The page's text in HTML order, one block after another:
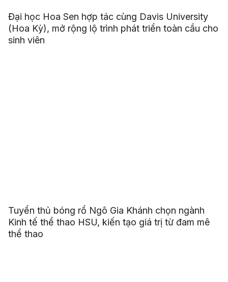
Đại học Hoa Sen hợp tác cùng Davis University
(Hoa Kỳ), mở rộng lộ trình phát triển toàn cầu cho
sinh viên
Tuyển thủ bóng rổ Ngô Gia Khánh chọn ngành
Kinh tế thể thao HSU, kiến tạo giá trị từ đam mê
thể thao